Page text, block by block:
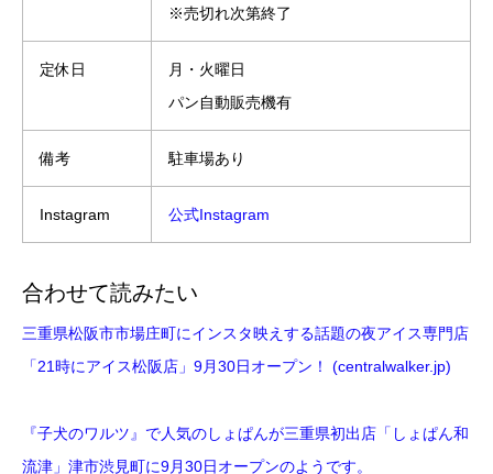
※売切れ次第終了
定休日
月・火曜日
パン自動販売機有
備考 駐車場あり
Instagram 公式Instagram
合わせて読みたい
三重県松阪市市場庄町にインスタ映えする話題の夜アイス専門店
「21時にアイス松阪店」9月30日オープン！ (centralwalker.jp)
『子犬のワルツ』で人気のしょぱんが三重県初出店「しょぱん和
流津」津市渋見町に9月30日オープンのようです。